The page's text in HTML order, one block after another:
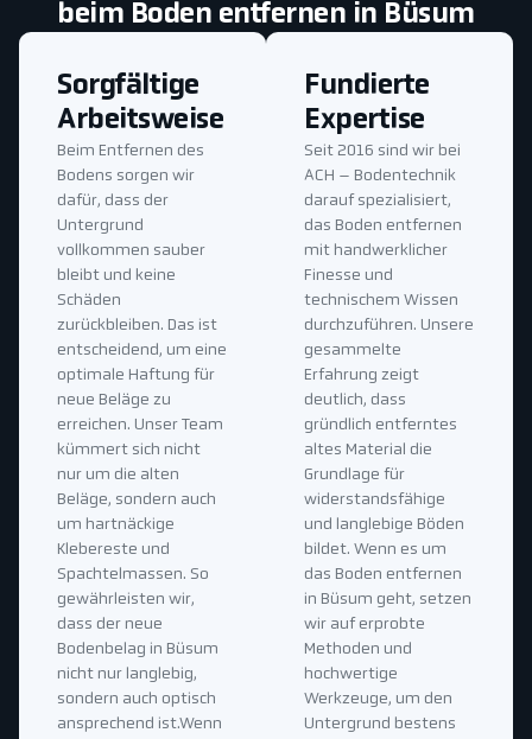
beim Boden entfernen in Büsum
Fundierte
Expertise
Seit 2016 sind wir bei
ACH – Bodentechnik
darauf spezialisiert,
das Boden entfernen
mit handwerklicher
Finesse und
technischem Wissen
durchzuführen. Unsere
gesammelte
Erfahrung zeigt
deutlich, dass
gründlich entferntes
altes Material die
Grundlage für
widerstandsfähige
und langlebige Böden
bildet. Wenn es um
das Boden entfernen
in Büsum geht, setzen
wir auf erprobte
Methoden und
hochwertige
Werkzeuge, um den
Untergrund bestens
Sorgfältige
Arbeitsweise
Beim Entfernen des
Bodens sorgen wir
dafür, dass der
Untergrund
vollkommen sauber
bleibt und keine
Schäden
zurückbleiben. Das ist
entscheidend, um eine
optimale Haftung für
neue Beläge zu
erreichen. Unser Team
kümmert sich nicht
nur um die alten
Beläge, sondern auch
um hartnäckige
Klebereste und
Spachtelmassen. So
gewährleisten wir,
dass der neue
Bodenbelag in Büsum
nicht nur langlebig,
sondern auch optisch
ansprechend ist.Wenn